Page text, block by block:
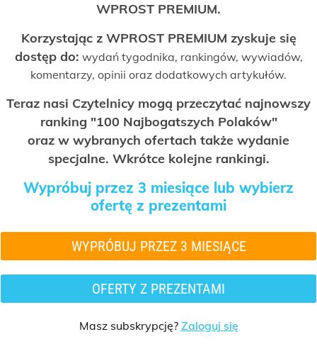
WPROST PREMIUM.
Korzystając z WPROST PREMIUM zyskuje się
dostęp do: wydań tygodnika, rankingów, wywiadów,
komentarzy, opinii oraz dodatkowych artykułów.
Teraz nasi Czytelnicy mogą przeczytać najnowszy
ranking "100 Najbogatszych Polaków"
oraz w wybranych ofertach także wydanie
specjalne. Wkrótce kolejne rankingi.
Wypróbuj przez 3 miesiące lub wybierz
ofertę z prezentami
WYPRÓBUJ PRZEZ 3 MIESIĄCE
OFERTY Z PREZENTAMI
Masz subskrypcję? Zaloguj się